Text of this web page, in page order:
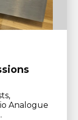
Analogue